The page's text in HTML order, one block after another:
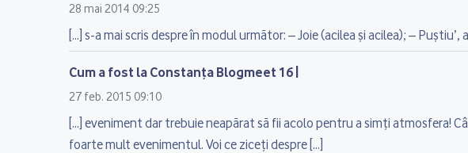
28 mai 2014 09:25
[…] s-a mai scris despre în modul următor: – Joie (acilea şi acilea); – Puştiu’,
Cum a fost la Constanța Blogmeet 16 |
27 feb. 2015 09:10
[…] eveniment dar trebuie neapărat să fii acolo pentru a simți atmosfera!
foarte mult evenimentul. Voi ce ziceți despre […]